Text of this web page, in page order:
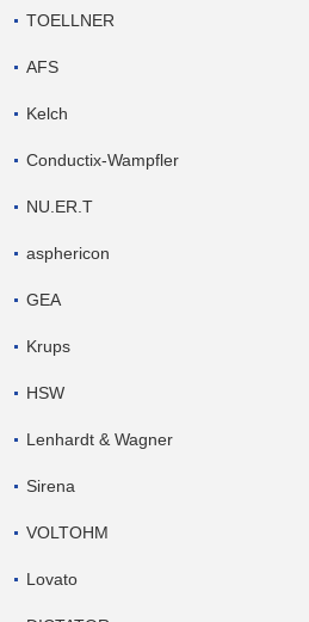
TOELLNER
AFS
Kelch
Conductix-Wampfler
NU.ER.T
asphericon
GEA
Krups
HSW
Lenhardt & Wagner
Sirena
VOLTOHM
Lovato